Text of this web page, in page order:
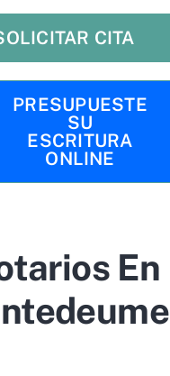
CITA
PRESUPUESTE
SU
ESCRITURA
ONLINE
En